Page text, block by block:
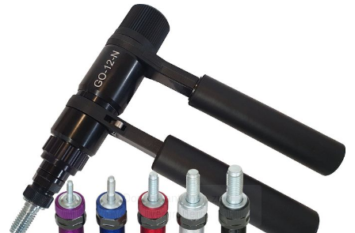
Doppelt antippen zum
vergrößern